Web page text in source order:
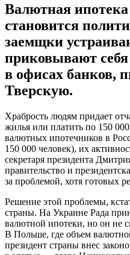
Валютная ипотека
становится
заемщки
приковывают
в офисах банков,
Тверскую.
Храбрость людям придает
жилья или платить по 150
валютных ипотечников в
150 000 человек), их
секретаря президента
правительство и
за проблемой, хотя готовых
Решение этой проблемы,
страны. На Украине Рада
валютной ипотеки, но он не
В Польше, где объем
президент страны внес